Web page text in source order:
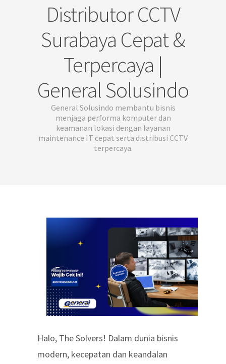
Distributor CCTV
Surabaya Cepat &
Terpercaya |
General Solusindo
General Solusindo membantu bisnis
menjaga performa komputer dan
keamanan lokasi dengan layanan
maintenance IT cepat serta distribusi CCTV
terpercaya.
Halo, The Solvers! Dalam dunia bisnis
modern, kecepatan dan keandalan